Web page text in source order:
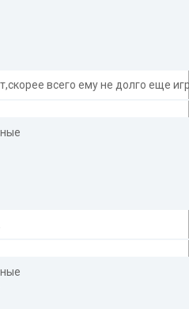
всего ему не долго еще